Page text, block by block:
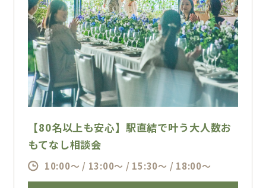
【80名以上も安心】駅直結で叶う大人数お
もてなし相談会
10:00～ / 13:00～ / 15:30～ / 18:00～